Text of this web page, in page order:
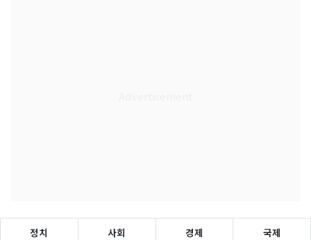
정치 사회 경제 국제